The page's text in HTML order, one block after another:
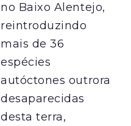
no Baixo Alentejo,
reintroduzindo
mais de 36
espécies
autóctones outrora
desaparecidas
desta terra,